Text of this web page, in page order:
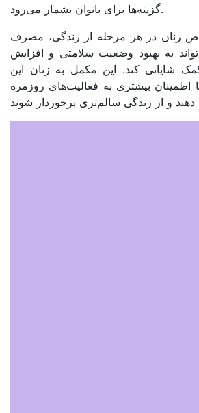
گزینه‌ها برای بانوان بشمار می‌رود.
زنان در هر مرحله از زندگی، مصرف
به بهبود وضعیت سلامتی و افزایش
شایانی کند. این مکمل به زنان این
اطمینان بیشتری به فعالیت‌های روزمره